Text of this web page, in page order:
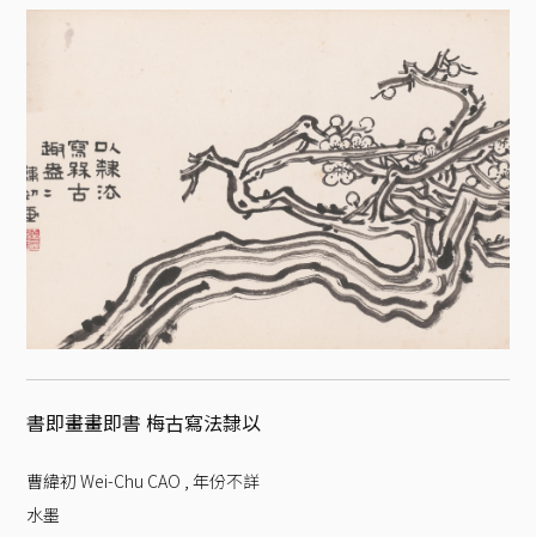
書即畫畫即書 梅古寫法隸以
曹緯初 Wei-Chu CAO , 年份不詳
水墨